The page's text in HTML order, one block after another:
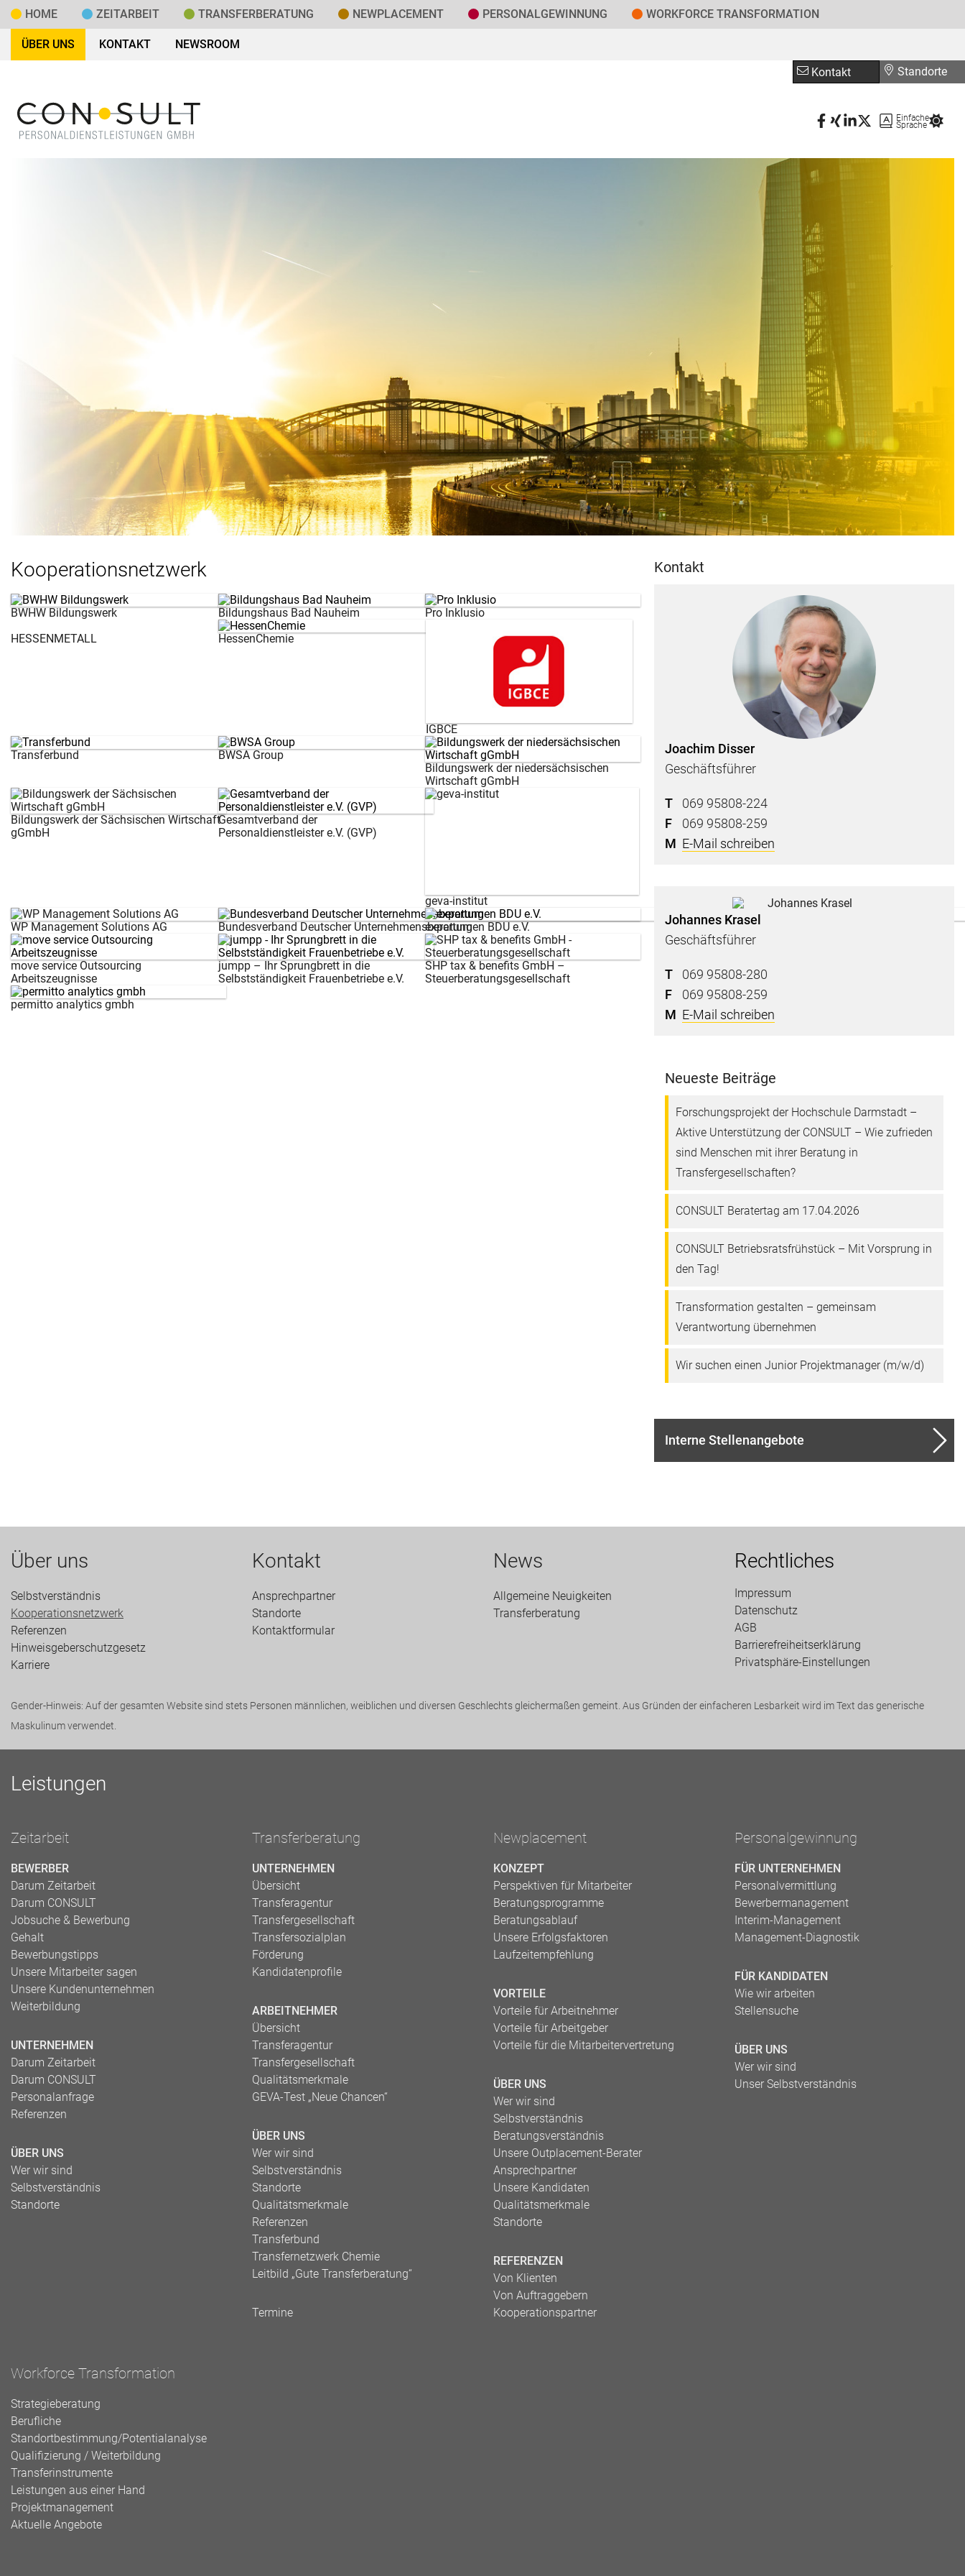
HOME ZEITARBEIT TRANSFER­BERATUNG NEWPLACEMENT PERSONAL­GEWINNUNG WORKFORCE TRANSFORMATION
ÜBER UNS KONTAKT NEWSROOM
Kontakt Standorte
Einfache
Sprache
Kooperationsnetzwerk
BWHW Bildungswerk Bildungshaus Bad Nauheim
Pro Inklusio
HESSENMETALL
HessenChemie
IGBCE
Transferbund
BWSA Group
Bildungswerk der niedersächsischen
Wirtschaft gGmbH
Bildungswerk der Sächsischen Wirtschaft
gGmbH
Gesamtverband der
Personaldienstleister e.V. (GVP)
geva-institut
WP Management Solutions AG
Bundesverband Deutscher Unternehmensberatungen BDU e.V.
expertum
move service Outsourcing
Arbeitszeugnisse
jumpp – Ihr Sprungbrett in die
Selbstständigkeit Frauenbetriebe e.V.
SHP tax & benefits GmbH –
Steuerberatungsgesellschaft
permitto analytics gmbh
Kontakt
Joachim Disser
Geschäftsführer
T
069 95808-224
F
069 95808-259
M E-Mail schreiben
Johannes Krasel
Geschäftsführer
T
069 95808-280
F
069 95808-259
M E-Mail schreiben
Neueste Beiträge
Forschungsprojekt der Hochschule Darmstadt –
Aktive Unterstützung der CONSULT – Wie zufrieden
sind Menschen mit ihrer Beratung in
Transfergesellschaften?
CONSULT Beratertag am 17.04.2026
CONSULT Betriebsratsfrühstück – Mit Vorsprung in
den Tag!
Transformation gestalten – gemeinsam
Verantwortung übernehmen
Wir suchen einen Junior Projektmanager (m/w/d)
Interne Stellenangebote
Über uns
Selbstverständnis
Kooperationsnetzwerk
Referenzen
Hinweisgeberschutzgesetz
Karriere
Kontakt
Ansprechpartner
Standorte
Kontaktformular
News
Allgemeine Neuigkeiten
Transfer­beratung
Rechtliches
Impressum
Datenschutz
AGB
Barrierefreiheitserklärung
Privatsphäre-Einstellungen
Gender-Hinweis: Auf der gesamten Website sind stets Personen männlichen, weiblichen und diversen Geschlechts gleichermaßen gemeint. Aus Gründen der einfacheren Lesbarkeit wird im Text das generische
Maskulinum verwendet.
Leistungen
Zeitarbeit
BEWERBER
Darum Zeitarbeit
Darum CONSULT
Jobsuche & Bewerbung
Gehalt
Bewerbungstipps
Unsere Mitarbeiter sagen
Unsere Kundenunternehmen
Weiterbildung
UNTERNEHMEN
Darum Zeitarbeit
Darum CONSULT
Personalanfrage
Referenzen
ÜBER UNS
Wer wir sind
Selbstverständnis
Standorte
Transferberatung
UNTERNEHMEN
Übersicht
Transferagentur
Transfergesellschaft
Transfersozialplan
Förderung
Kandidatenprofile
ARBEITNEHMER
Übersicht
Transferagentur
Transfergesellschaft
Qualitätsmerkmale
GEVA-Test „Neue Chancen“
ÜBER UNS
Wer wir sind
Selbstverständnis
Standorte
Qualitätsmerkmale
Referenzen
Transferbund
Transfernetzwerk Chemie
Leitbild „Gute Transferberatung“
Termine
Newplacement
KONZEPT
Perspektiven für Mitarbeiter
Beratungsprogramme
Beratungsablauf
Unsere Erfolgsfaktoren
Laufzeitempfehlung
VORTEILE
Vorteile für Arbeitnehmer
Vorteile für Arbeitgeber
Vorteile für die Mitarbeitervertretung
ÜBER UNS
Wer wir sind
Selbstverständnis
Beratungsverständnis
Unsere Outplacement-Berater
Ansprechpartner
Unsere Kandidaten
Qualitätsmerkmale
Standorte
REFERENZEN
Von Klienten
Von Auftraggebern
Kooperationspartner
Personalgewinnung
FÜR UNTERNEHMEN
Personalvermittlung
Bewerbermanagement
Interim-Management
Management-Diagnostik
FÜR KANDIDATEN
Wie wir arbeiten
Stellensuche
ÜBER UNS
Wer wir sind
Unser Selbstverständnis
Workforce Transformation
Strategieberatung
Berufliche
Standortbestimmung/Potentialanalyse
Qualifizierung / Weiterbildung
Transferinstrumente
Leistungen aus einer Hand
Projektmanagement
Aktuelle Angebote